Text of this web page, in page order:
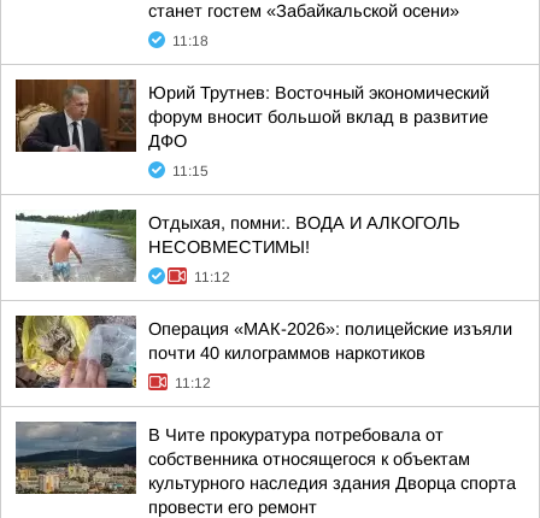
станет гостем «Забайкальской осени»
11:18
Юрий Трутнев: Восточный экономический
форум вносит большой вклад в развитие
ДФО
11:15
Отдыхая, помни:. ВОДА И АЛКОГОЛЬ
НЕСОВМЕСТИМЫ!
11:12
Операция «МАК-2026»: полицейские изъяли
почти 40 килограммов наркотиков
11:12
В Чите прокуратура потребовала от
собственника относящегося к объектам
культурного наследия здания Дворца спорта
провести его ремонт